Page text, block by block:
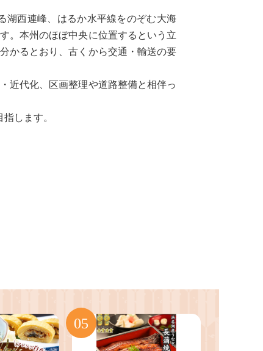
湖西連峰、はるか水平線をのぞむ大海
。本州のほぼ中央に位置するという立
かるとおり、古くから交通・輸送の要
近代化、区画整理や道路整備と相伴っ
します。